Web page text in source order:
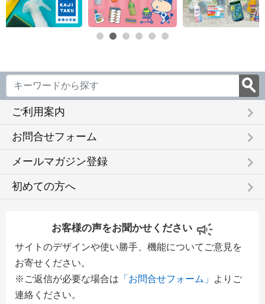
ご利用案内 keyboard_arrow_right
お問合せフォーム keyboard_arrow_right
メールマガジン登録 keyboard_arrow_right
初めての方へ keyboard_arrow_right
お客様の声をお聞かせください
サイトのデザインや使い勝手、機能についてご意見を
お寄せください。
※ご返信が必要な場合は 「お問合せフォーム」
よりご
連絡ください。